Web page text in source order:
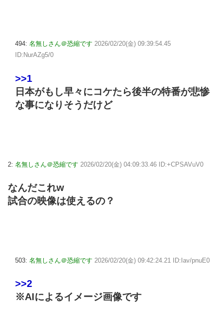
494: 名無しさん＠恐縮です 2026/02/20(金) 09:39:54.45
ID:NurAZg5/0
>>1
日本がもし早々にコケたら後半の特番が悲惨
な事になりそうだけど
2: 名無しさん＠恐縮です 2026/02/20(金) 04:09:33.46 ID:+CPSAVuV0
なんだこれw
試合の映像は使えるの？
503: 名無しさん＠恐縮です 2026/02/20(金) 09:42:24.21 ID:Iav/pnuE0
>>2
※AIによるイメージ画像です